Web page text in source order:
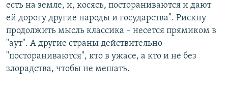
есть на земле, и, косясь, постораниваются и дают
ей дорогу другие народы и государства". Рискну
продолжить мысль классика – несется прямиком в
"аут". А другие страны действительно
"постораниваются", кто в ужасе, а кто и не без
злорадства, чтобы не мешать.